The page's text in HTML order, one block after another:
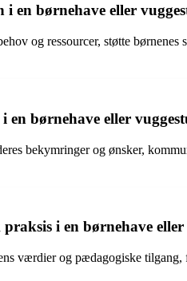
børnehave eller
og ressourcer, støtte børnenes
børnehave eller
bekymringer og ønsker,
i en børnehave eller
værdier og pædagogiske tilgang,